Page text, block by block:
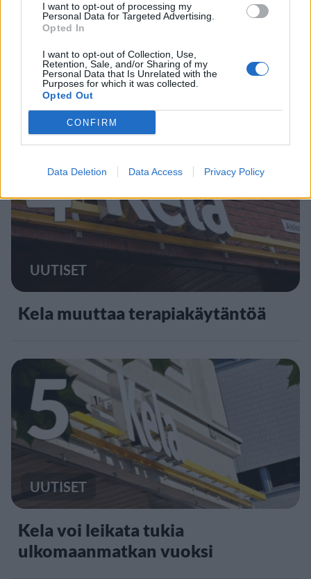
I want to opt-out of processing my
Personal Data for Targeted Advertising.
Opted In
I want to opt-out of Collection, Use,
Retention, Sale, and/or Sharing of my
Personal Data that Is Unrelated with the
Purposes for which it was collected.
Opted Out
CONFIRM
Data Deletion Data Access Privacy Policy
MATKAILU
Finnairin lennoista osan lentää
jatkossa toinen lentoyhtiö –
matkustajille tärkeä rajoitus
4
UUTISET
Kela muuttaa terapiakäytäntöä
5
UUTISET
Kela voi leikata tukia
ulkomaanmatkan vuoksi